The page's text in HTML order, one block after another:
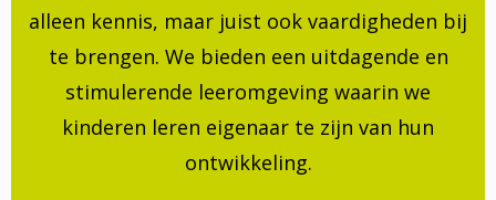
alleen kennis, maar juist ook vaardigheden bij
te brengen. We bieden een uitdagende en
stimulerende leeromgeving waarin we
kinderen leren eigenaar te zijn van hun
ontwikkeling.